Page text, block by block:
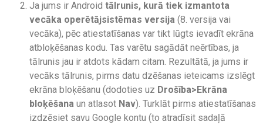
Ja jums ir Android tālrunis, kurā tiek izmantota
vecāka operētājsistēmas versija (8. versija vai
vecāka), pēc atiestatīšanas var tikt lūgts ievadīt ekrāna
atbloķēšanas kodu. Tas varētu sagādāt neērtības, ja
tālrunis jau ir atdots kādam citam. Rezultātā, ja jums ir
vecāks tālrunis, pirms datu dzēšanas ieteicams izslēgt
ekrāna bloķēšanu (dodoties uz Drošība>Ekrāna
bloķēšana un atlasot Nav). Turklāt pirms atiestatīšanas
izdzēsiet savu Google kontu (to atradīsit sadaļā